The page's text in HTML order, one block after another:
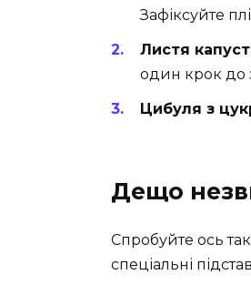
Зафіксуйте
Листя
один крок до
Цибуля з
Дещо
Спробуйте ось
спеціальні